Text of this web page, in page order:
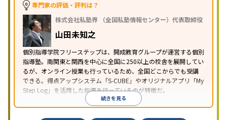
特徴
中高一貫校生に対応
保証制度あり
授業の振替可能学習にPC・タブレッ
トを利用 オンライン対応
講習のみの受講可
専門家の評価・評判は？
株式会社私塾界 （全国私塾情報センター）代表取締役
山田未知之
個別指導学院フリーステップは、開成教育グループが運営する個別
指導塾。南関東と関西を中心に全国に250以上の校舎を展開してい
るが、オンライン授業も行っているため、全国どこからでも受講
できる。得点アップシステム「S-CUBE」やオリジナルアプリ「My
Step Log」を活用した指導を行っているのが特徴だ。
続きを見る